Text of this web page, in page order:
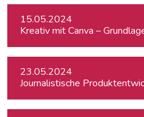
15.05.2024
Kreativ mit Canva –
23.05.2024
Journalistische